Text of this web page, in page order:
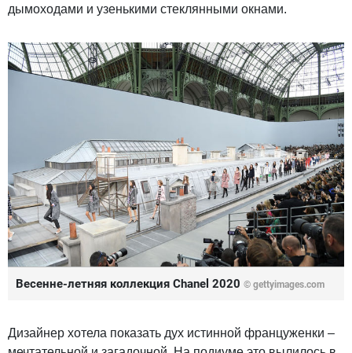
дымоходами и узенькими стеклянными окнами.
Весенне-летняя коллекция Chanel 2020 © gettyimages.com
Дизайнер хотела показать дух истинной француженки –